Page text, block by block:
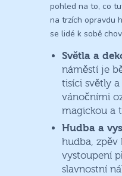
pohled na to, co
na trzích opravdu
se lidé k sobě
Světla a
náměstí je
tisíci světly
vánočními
magickou a
Hudba a
hudba, zpěv
vystoupení
slavnostní